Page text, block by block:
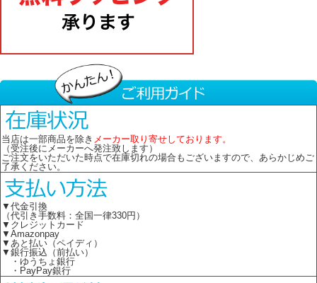
当店は一部商品を除き メーカー取り寄せしております。
（受注後にメーカーへ発注致します）
ご注文をいただいた時点で在庫切れの場合もございますので、あらかじめご
了承ください。
▼代金引換
（代引き手数料：全国一律330円）
▼クレジットカード
▼Amazonpay
▼あと払い（ペイディ）
▼銀行振込（前払い）
・ゆうちょ銀行
・PayPay銀行